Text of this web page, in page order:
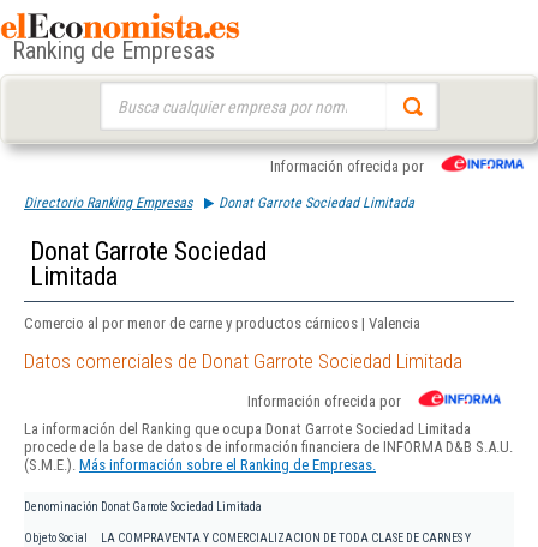
Ranking de Empresas
Información ofrecida por
Directorio Ranking Empresas Donat Garrote Sociedad Limitada
Donat Garrote Sociedad
Limitada
Comercio al por menor de carne y productos cárnicos | Valencia
Datos comerciales de Donat Garrote Sociedad Limitada
Información ofrecida por
La información del Ranking que ocupa Donat Garrote Sociedad Limitada
procede de la base de datos de información financiera de INFORMA D&B S.A.U.
(S.M.E.). Más información sobre el Ranking de Empresas.
Denominación Donat Garrote Sociedad Limitada
Objeto Social
LA COMPRAVENTA Y COMERCIALIZACION DE TODA CLASE DE CARNES Y